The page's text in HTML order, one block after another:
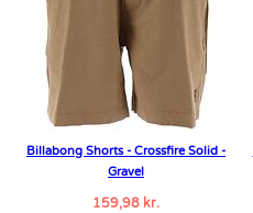
Billabong Shorts - Crossfire Solid -
Gravel
159,98 kr.